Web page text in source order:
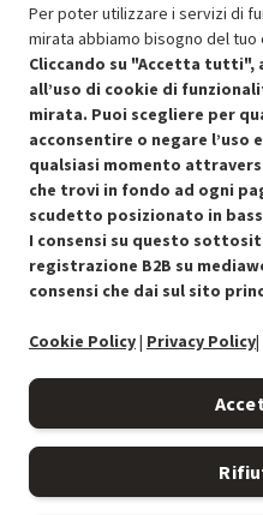
Condizioni generali di vendita
Cookie Policy
Preferenze cookie
Per poter utilizzare i servizi di
mirata abbiamo bisogno del tuo
Cliccando su "Accetta
all’uso di cookie di
mirata. Puoi scegliere per
acconsentire o negare l’uso
qualsiasi momento
che trovi in fondo ad ogni
scudetto posizionato in
I consensi su questo
registrazione B2B su
consensi che dai sul sito
Cookie Policy| Privacy Policy|